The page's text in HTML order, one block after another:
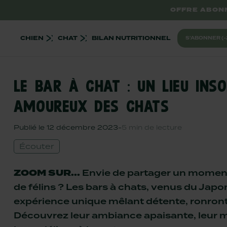
au
OFFREOFFRE
CHIEN
PAR PRODUIT
Croquettes
Friandises
Compléments alimentaires
Sélection été NEW
Tous les produits
PAR ÂGE
Chiot
Chien senior
PAR BESOIN
Anxiété
Dentaire
Boude sa
Petit chien
CHAT
PAR PRODUIT
Croquettes
Mini tubes crémeux
Friandises
Packs découverte
Sélection été NEW
Tous les produits
PAR ÂGE
Chaton
Chat senior
PAR BESOIN
Surpoids
Stérilisé
Hypoallergénique
Anxiété
Anti-boules de poils
Boude sa gamelle
BILAN NUTRITIONNEL S'ABONNER (-
LE BAR À CHAT : UN LIEU
AMOUREUX DES CHATS
Publié le 12 décembre 2023-5 min de lecture
Écouter
ZOOM SUR... Envie de partager un
de félins ? Les bars à chats, venus du
expérience unique mêlant détente,
Découvrez leur ambiance apaisante, leur